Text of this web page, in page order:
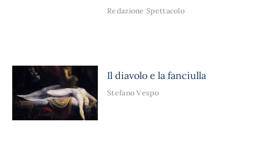
Redazione Spettacolo
Il diavolo e la fanciulla
Stefano Vespo